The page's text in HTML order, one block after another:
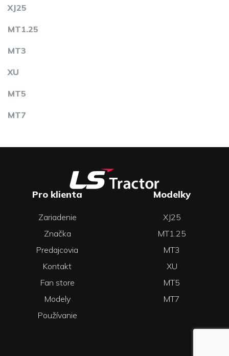
XJ25
MT1.25
MT3
XU
MT5
MT7
Pro klienta
Zariadenie
Značka
Predajcovia
Kontakt
Fan store
Modely
Používanie
Modelky
XJ25
MT1.25
MT3
XU
MT5
MT7